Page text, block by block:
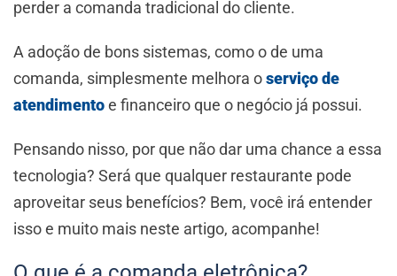
perder a comanda tradicional do cliente.
A adoção de bons sistemas, como o de uma
comanda, simplesmente melhora oserviço de
atendimentoe financeiro que o negócio já possui.
Pensando nisso, por que não dar uma chance a essa
tecnologia? Será que qualquer restaurante pode
aproveitar seus benefícios? Bem, você irá entender
isso e muito mais neste artigo, acompanhe!